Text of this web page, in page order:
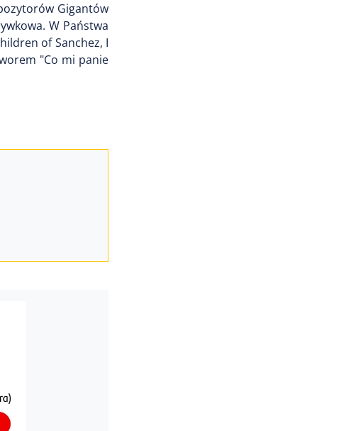
Gigantów
W Państwa
of Sanchez, I
"Co mi panie